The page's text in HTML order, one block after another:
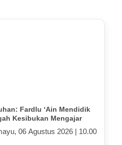
Fardlu ‘Ain Mendidik
Kesibukan Mengajar
06 Agustus 2026 | 10.00